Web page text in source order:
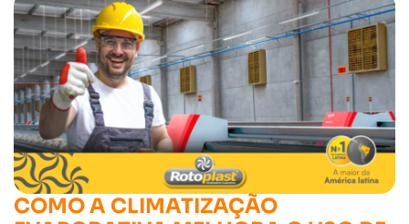
COMO A CLIMATIZAÇÃO